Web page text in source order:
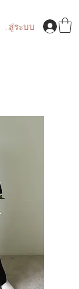
เข้าสู่ระบบ